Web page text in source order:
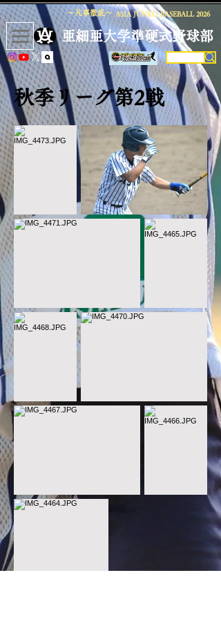
〜凡事徹底〜 ASIA JUNKO BASEBALL 2026
​亜細亜大学準硬式野球部
秋季リーグ第2戦